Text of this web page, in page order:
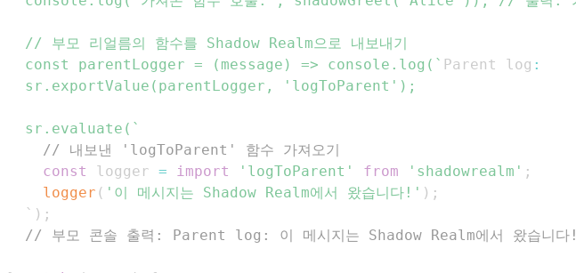
  const parentLogger = (message) => console.log(
` Parent log :
  sr.evaluate(
`
// 내보낸 'logToParent' 함수 가져오기
const
logger = import 'logToParent' from 'shadowrealm' ;
logger ( '이 메시지는 Shadow Realm에서 왔습니다!' ) ;
  `
) ;
// 부모 콘솔 출력: Parent log: 이 메시지는 Shadow Realm에서 왔습니다!